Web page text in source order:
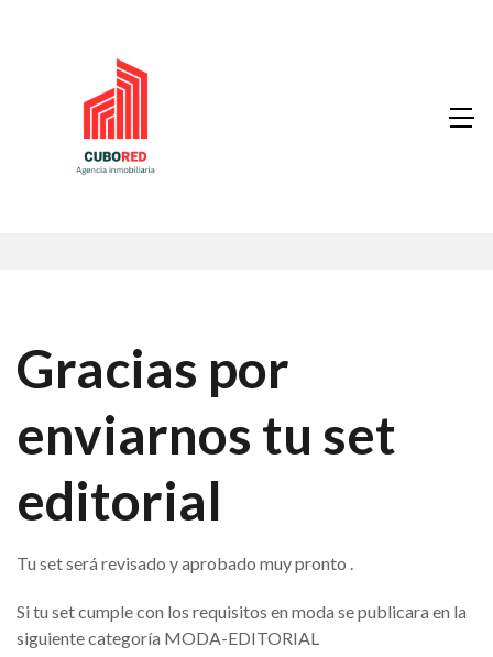
Gracias por
enviarnos tu set
editorial
Tu set será revisado y aprobado muy pronto .
Si tu set cumple con los requisitos en moda se publicara en la
siguiente categoría MODA-EDITORIAL